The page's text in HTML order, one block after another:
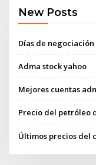
New Posts
Días de
Adma stock yahoo
Mejores cuentas
Precio del petróleo
Últimos precios del